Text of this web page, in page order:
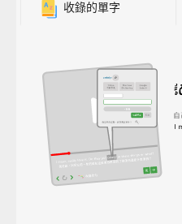
收錄的單字